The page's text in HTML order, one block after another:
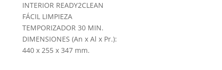
INTERIOR READY2CLEAN
FÁCIL LIMPIEZA
TEMPORIZADOR 30 MIN.
DIMENSIONES (An x Al x Pr.):
440 x 255 x 347 mm.